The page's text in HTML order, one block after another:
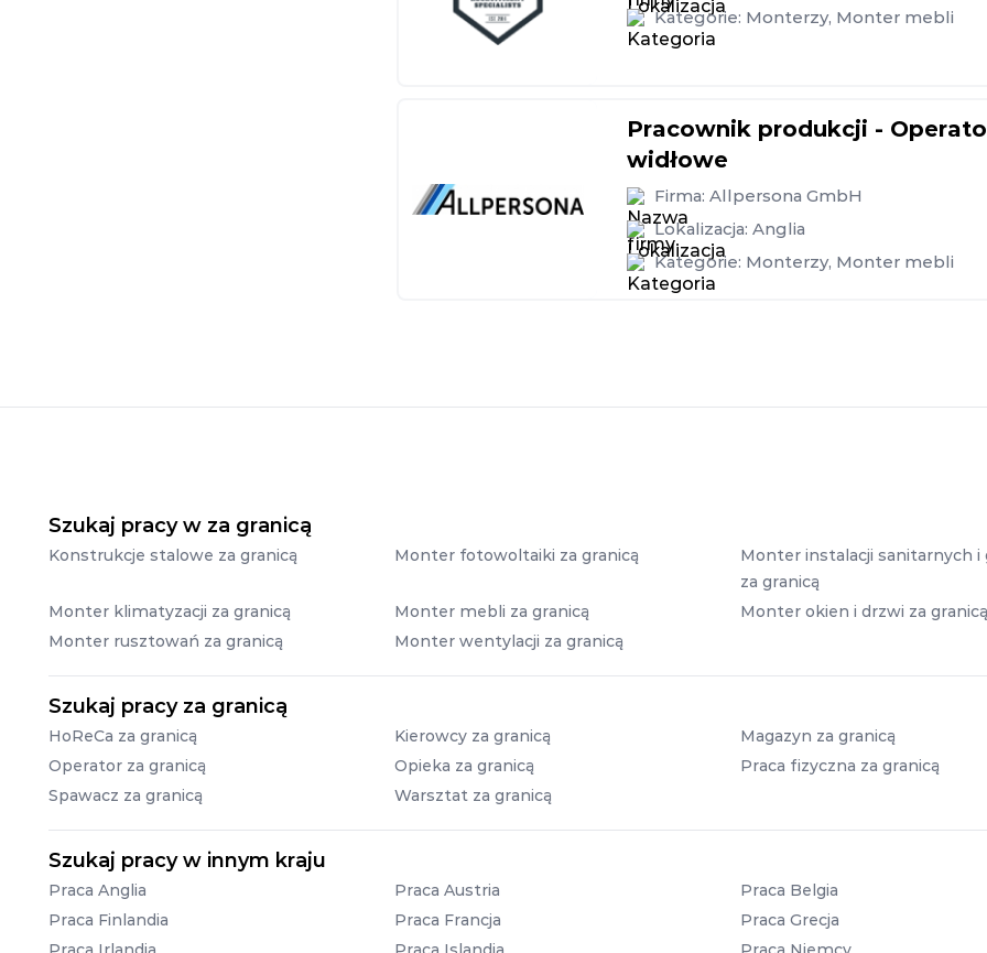
Kategorie: Monterzy, Monter mebli
Pracownik produkcji -
widłowe
Firma: Allpersona GmbH
Lokalizacja: Anglia
Kategorie: Monterzy, Monter mebli
Szukaj pracy w za granicą
Konstrukcje stalowe za granicą Monter fotowoltaiki za granicą
Monter instalacji sanitarnych i
za granicą
Monter klimatyzacji za granicą Monter mebli za granicą Monter okien i drzwi za granicą
Monter rusztowań za granicą
Monter wentylacji za granicą
Szukaj pracy za granicą
HoReCa za granicą Kierowcy za granicą Magazyn za granicą
Operator za granicą
Opieka za granicą Praca fizyczna za granicą
Spawacz za granicą
Warsztat za granicą
Szukaj pracy w innym kraju
Praca Anglia Praca Austria Praca Belgia
Praca Finlandia
Praca Francja Praca Grecja